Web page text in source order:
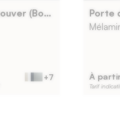
Porte de cuisine - Vancouver (Bois)
+7
Porte
À
Tarif